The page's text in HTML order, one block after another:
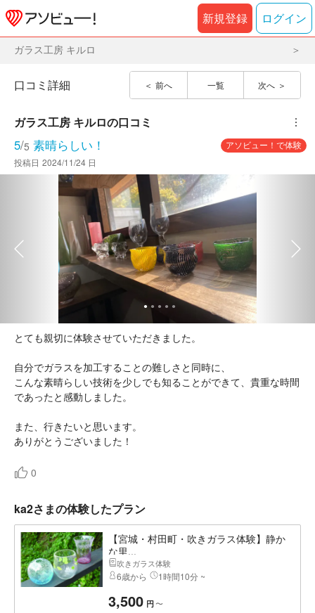
新規登録 ログイン
ガラス工房 キルロ
前へ 一覧 次へ
口コミ詳細
ガラス工房 キルロの口コミ ︙
5/5 素晴らしい！
アソビュー！で体験
投稿日 2024/11/24 日
とても親切に体験させていただきました。
自分でガラスを加工することの難しさと同時に、
こんな素晴らしい技術を少しでも知ることができて、貴重な時間
であったと感動しました。
また、行きたいと思います。
ありがとうございました！
0
ka2さまの体験したプラン
【宮城・村田町・吹きガラス体験】静か
な里...
吹きガラス体験
6歳から 1時間10分 ~
3,500 円 〜